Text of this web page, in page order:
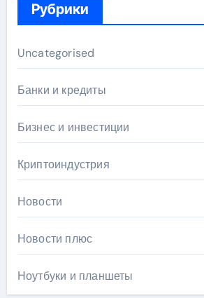
Рубрики
Uncategorised
Банки и кредиты
Бизнес и инвестиции
Криптоиндустрия
Новости
Новости плюс
Ноутбуки и планшеты